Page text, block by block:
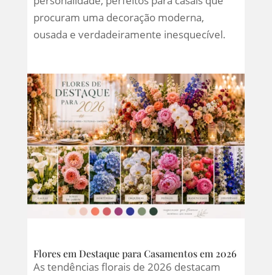
procuram uma decoração moderna,
ousada e verdadeiramente inesquecível.
Flores em Destaque para Casamentos em 2026
As tendências florais de 2026 destacam